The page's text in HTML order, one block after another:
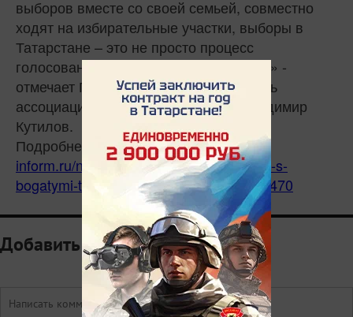
выборов вместе со своей семьей, совместно
ходят на избирательные участки, выборы в
Татарстане – это не просто процесс
голосования, это настоящий праздник» -
отмечает Политтехнолог, соучредитель
ассоциации интернет-технологов Владимир
Кутилов.
Подробнее:
https://www.tatar-
inform.ru/news/eksperty-tatarstan-region-s-
bogatymi-tradiciyami-golosovaniya-5836470
Добавить комментарий